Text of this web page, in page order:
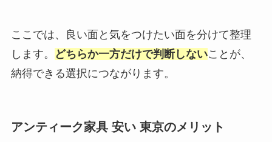
ここでは、良い面と気をつけたい面を分けて整理
します。
どちらか一方だけで判断しないことが、
納得できる選択につながります。
アンティーク家具 安い 東京のメリット